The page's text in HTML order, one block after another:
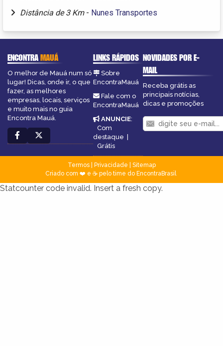
Distância de 3 Km - Nunes Transportes
ENCONTRAMAUÁ
O melhor de Mauá num só
lugar! Dicas, onde ir, o que
fazer, as melhores
empresas, locais, serviços
e muito mais no guia
Encontra Mauá.
LINKS RÁPIDOS
Sobre
EncontraMauá
Fale com o
EncontraMauá
ANUNCIE:
Com
destaque |
Grátis
NOVIDADES POR E-
MAIL
Receba grátis as
principais notícias,
dicas e promoções
Termos| Privacidade
Sitemap
Criado com ❤️ e ☕ pelo time do EncontraBrasil
Statcounter code invalid. Insert a fresh copy.